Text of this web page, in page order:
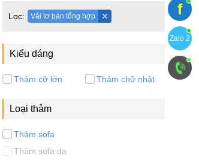
Lọc: Vải tơ bán tổng hợp
Kiểu dáng
Thảm cỡ lớn Thảm chữ nhật
Loại thảm
Thảm sofa
Thảm sofa da
f
Zalo 2